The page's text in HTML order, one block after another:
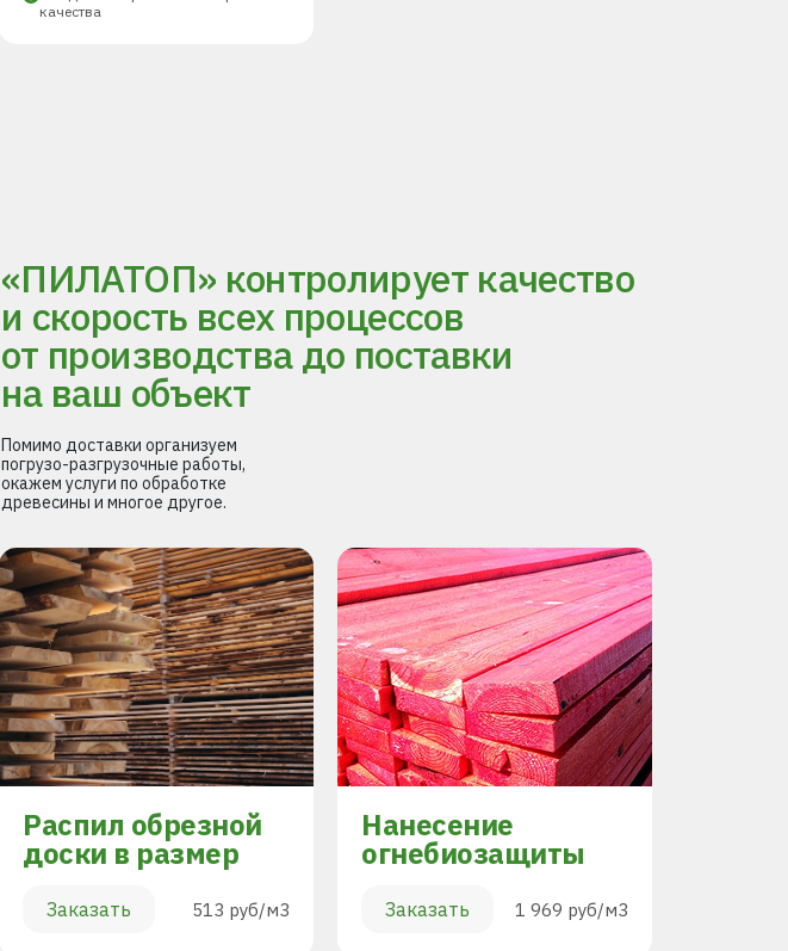
качества
«ПИЛАТОП» контролирует качество
и скорость всех процессов
от производства до поставки
на ваш объект
Помимо доставки организуем
погрузо-разгрузочные работы,
окажем услуги по обработке
древесины и многое другое.
Распил обрезной
доски в размер
Заказать 513 руб/м3
Нанесение
огнебиозащиты
Заказать 1 969 руб/м3